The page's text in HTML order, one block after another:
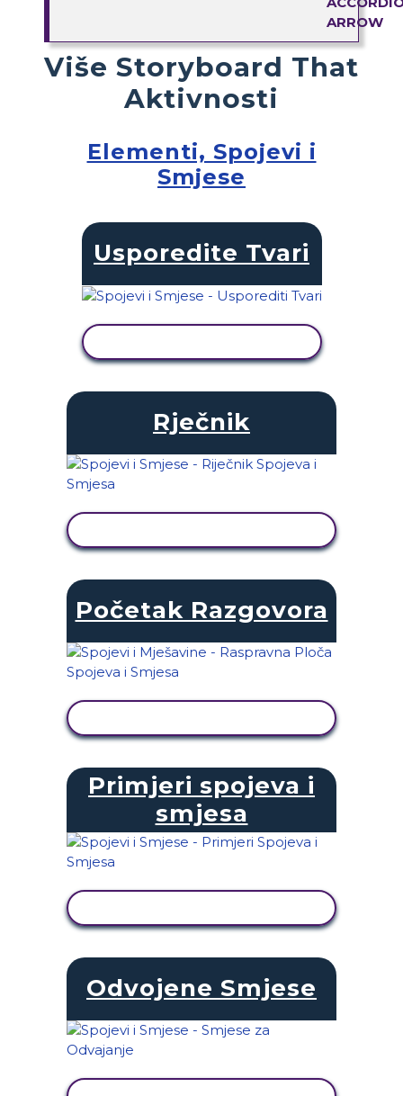
Više Storyboard That
Aktivnosti
Elementi, Spojevi i
Smjese
Usporedite Tvari
Rječnik
Početak Razgovora
Primjeri spojeva i
smjesa
Odvojene Smjese